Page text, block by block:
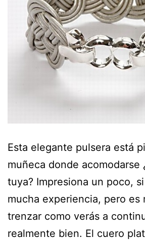
Esta elegante pulsera está
muñeca donde acomodarse
tuya? Impresiona un poco,
mucha experiencia, pero es
trenzar como verás a
realmente bien. El cuero